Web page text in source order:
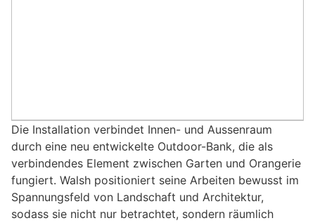
Die Installation verbindet Innen- und Aussenraum
durch eine neu entwickelte Outdoor-Bank, die als
verbindendes Element zwischen Garten und Orangerie
fungiert. Walsh positioniert seine Arbeiten bewusst im
Spannungsfeld von Landschaft und Architektur,
sodass sie nicht nur betrachtet, sondern räumlich